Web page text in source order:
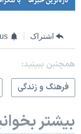
اشتراک
همچنبن ببینید:
فرهنگ و زندگی
بیشتر